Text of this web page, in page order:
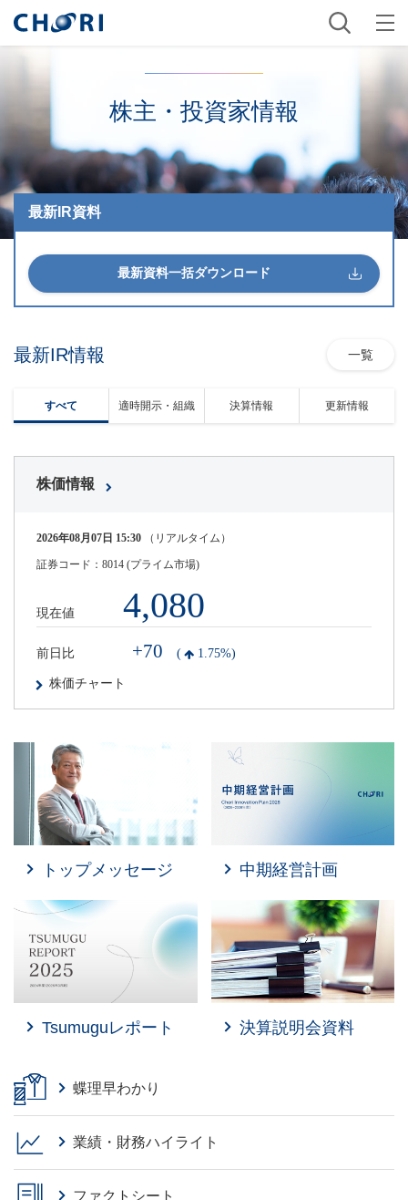
株主・投資家情報
最新IR資料
最新資料一括ダウンロード
最新IR情報 一覧
すべて 適時開示・組織 決算情報 更新情報
トップメッセージ 中期経営計画
Tsumuguレポート 決算説明会資料
蝶理早わかり
業績・財務ハイライト
ファクトシート